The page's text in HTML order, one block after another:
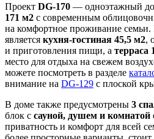
Проект DG-170 — одноэтажный
171 м2 с современным
на комфортное проживание
является кухня-гостиная 45,5 м2,
и приготовления пищи, а терраса
место для отдыха на свежем
можете посмотреть в разделе
внимание на DG-129 с плоской
В доме также предусмотрены 3
блок с сауной, душем и комнатой
приватность и комфорт для всей